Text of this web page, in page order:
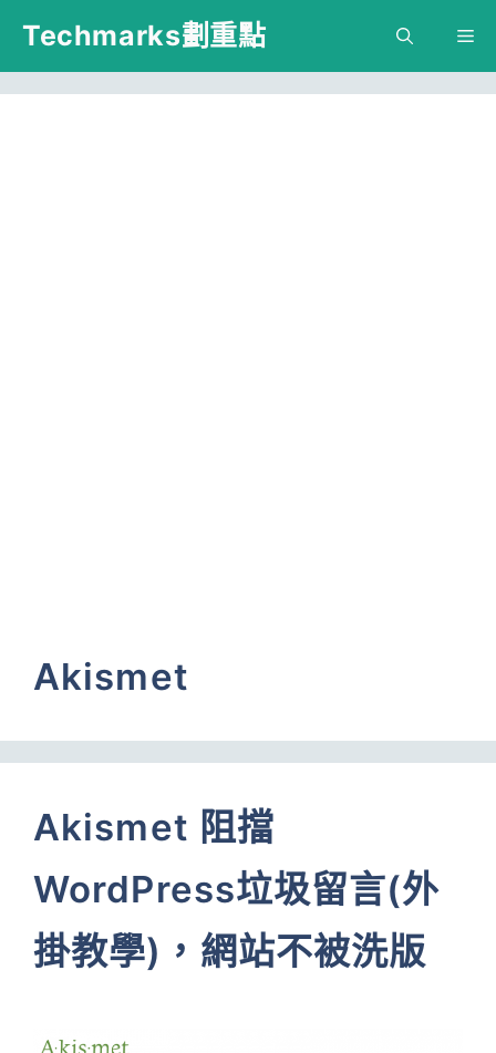
跳
主
Techmarks劃重點
Akismet
Akismet 阻擋
WordPress垃圾留言(外
掛教學)，網站不被洗版